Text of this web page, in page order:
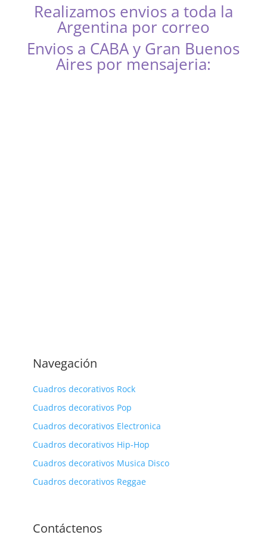
Realizamos envios a toda la
Argentina por correo
Envios a CABA y Gran Buenos
Aires por mensajeria:
Navegación
Cuadros decorativos Rock
Cuadros decorativos Pop
Cuadros decorativos Electronica
Cuadros decorativos Hip-Hop
Cuadros decorativos Musica Disco
Cuadros decorativos Reggae
Contáctenos